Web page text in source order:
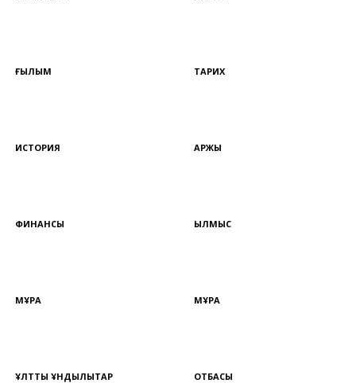
ҒЫЛЫМ ТАРИХ
ИСТОРИЯ ҚАРЖЫ
ФИНАНСЫ ҚЫЛМЫС
МҰРА МҰРА
ҰЛТТЫҚ ҚҰНДЫЛЫҚТАР ОТБАСЫ